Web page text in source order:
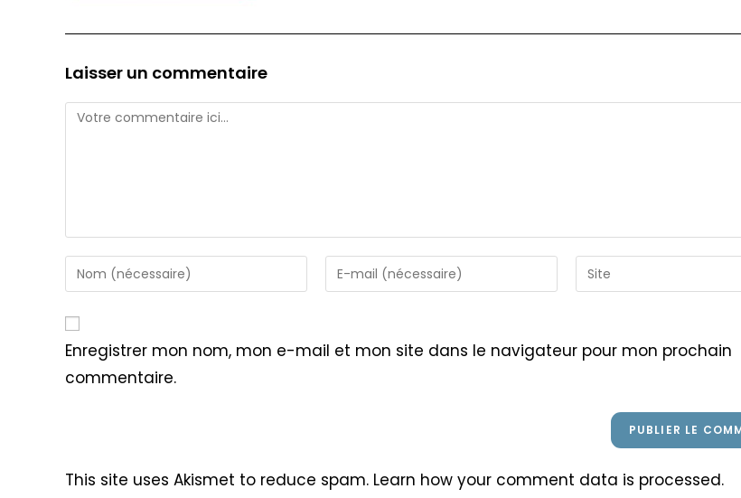
Laisser un commentaire
Comment
Enter
your
or
username
to
Enter
your
to
Saisir
l’URL
site
Enregistrer mon nom, mon e-mail et mon site dans le navigateur pour mon prochain
commentaire.
This site uses Akismet to reduce spam. Learn how your comment data is processed.